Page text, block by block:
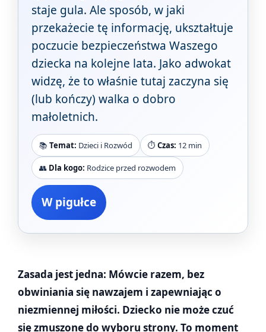
staje gula. Ale sposób, w jaki
przekażecie tę informację, ukształtuje
poczucie bezpieczeństwa Waszego
dziecka na kolejne lata. Jako adwokat
widzę, że to właśnie tutaj zaczyna się
(lub kończy) walka o dobro
małoletnich.
📚Temat: Dzieci i Rozwód ⏱️ Czas: 12 min
👥 Dla kogo: Rodzice przed rozwodem
W pigułce
Zasada jest jedna: Mówcie razem, bez
obwiniania się nawzajem i zapewniając o
niezmiennej miłości. Dziecko nie może czuć
się zmuszone do wyboru strony. To moment